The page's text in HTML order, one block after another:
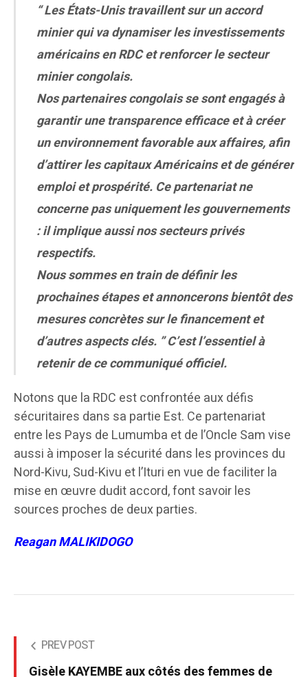
“ Les États-Unis travaillent sur un accord
minier qui va dynamiser les investissements
américains en RDC et renforcer le secteur
minier congolais.
Nos partenaires congolais se sont engagés à
garantir une transparence efficace et à créer
un environnement favorable aux affaires, afin
d’attirer les capitaux Américains et de générer
emploi et prospérité. Ce partenariat ne
concerne pas uniquement les gouvernements
: il implique aussi nos secteurs privés
respectifs.
Nous sommes en train de définir les
prochaines étapes et annoncerons bientôt des
mesures concrètes sur le financement et
d’autres aspects clés. ”C’est l’essentiel à
retenir de ce communiqué officiel.
Notons que la RDC est confrontée aux défis
sécuritaires dans sa partie Est. Ce partenariat
entre les Pays de Lumumba et de l’Oncle Sam vise
aussi à imposer la sécurité dans les provinces du
Nord-Kivu, Sud-Kivu et l’Ituri en vue de faciliter la
mise en œuvre dudit accord, font savoir les
sources proches de deux parties.
Reagan MALIKIDOGO
PREV POST
Gisèle KAYEMBE aux côtés des femmes de